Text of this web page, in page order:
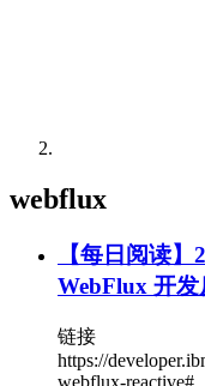
webflux
【每日阅读
WebFlux 开发
链接
https://
webflux-reactive#